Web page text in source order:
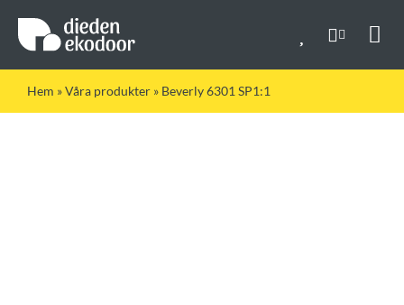
innehållet
Hem »Våra produkter » Beverly 6301 SP1:1